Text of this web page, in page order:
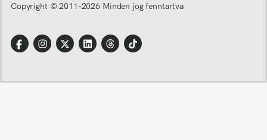
Copyright © 2011-2026 Minden jog fenntartva